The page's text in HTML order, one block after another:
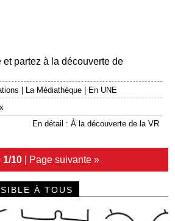
et partez à la découverte de
La Médiathèque
En UNE
En détail : À la découverte de la VR
1/10 | Page suivante »
À TOUS